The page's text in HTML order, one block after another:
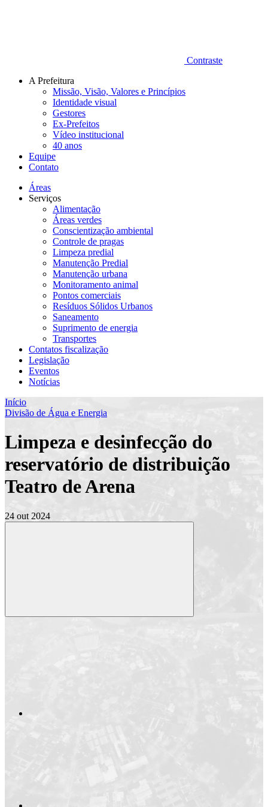
Contraste
A Prefeitura
Missão, Visão, Valores e Princípios
Identidade visual
Gestores
Ex-Prefeitos
Vídeo institucional
40 anos
Equipe
Contato
Áreas
Serviços
Alimentação
Áreas verdes
Conscientização ambiental
Controle de pragas
Limpeza predial
Manutenção Predial
Manutenção urbana
Monitoramento animal
Pontos comerciais
Resíduos Sólidos Urbanos
Saneamento
Suprimento de energia
Transportes
Contatos fiscalização
Legislação
Eventos
Notícias
Início
Divisão de Água e Energia
Limpeza e desinfecção do
reservatório de distribuição
Teatro de Arena
24 out 2024
Compartilhar
Compartilhar